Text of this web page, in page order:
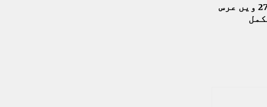
شاہ ولایت کے271 ویں عرس